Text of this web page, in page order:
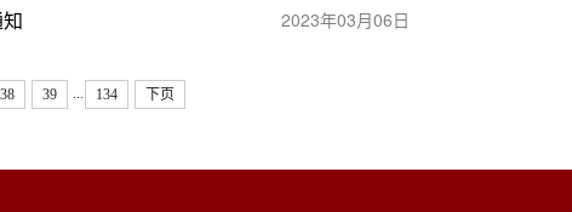
2023年03月06日
38 39 134 下页